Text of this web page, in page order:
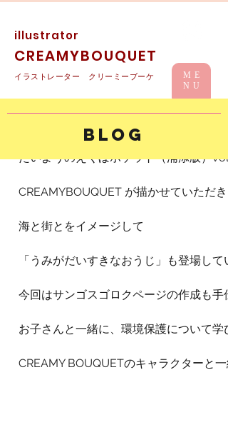
illustrator
CREAMYBOUQUET
イラストレーター クリーミーブーケ
ME
NU
たいようのえくぼ ポケ
たいようのえくぼポケット（浦添版）
CREAMYBOUQUET が描かせていただ
海と街とをイメージして
「うみがだいすきなおうじ」も登場して
今回はサンゴスゴロクページの作成も
お子さんと一緒に、環境保護について学
CREAMY BOUQUETのキャラクターと
BLOG